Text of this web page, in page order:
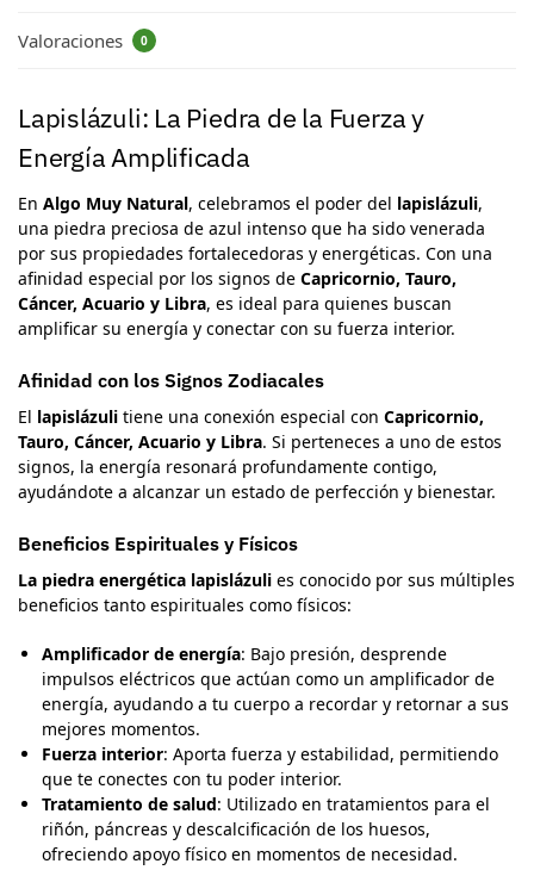
Valoraciones 0
Lapislázuli: La Piedra de la Fuerza y
Energía Amplificada
En Algo Muy Natural, celebramos el poder del lapislázuli,
una piedra preciosa de azul intenso que ha sido venerada
por sus propiedades fortalecedoras y energéticas. Con una
afinidad especial por los signos de Capricornio, Tauro,
Cáncer, Acuario y Libra, es ideal para quienes buscan
amplificar su energía y conectar con su fuerza interior.
Afinidad con los Signos Zodiacales
El lapislázuli tiene una conexión especial con Capricornio,
Tauro, Cáncer, Acuario y Libra. Si perteneces a uno de estos
signos, la energía resonará profundamente contigo,
ayudándote a alcanzar un estado de perfección y bienestar.
Beneficios Espirituales y Físicos
La piedra energética lapislázuli es conocido por sus múltiples
beneficios tanto espirituales como físicos:
Amplificador de energía: Bajo presión, desprende
impulsos eléctricos que actúan como un amplificador de
energía, ayudando a tu cuerpo a recordar y retornar a sus
mejores momentos.
Fuerza interior: Aporta fuerza y estabilidad, permitiendo
que te conectes con tu poder interior.
Tratamiento de salud: Utilizado en tratamientos para el
riñón, páncreas y descalcificación de los huesos,
ofreciendo apoyo físico en momentos de necesidad.